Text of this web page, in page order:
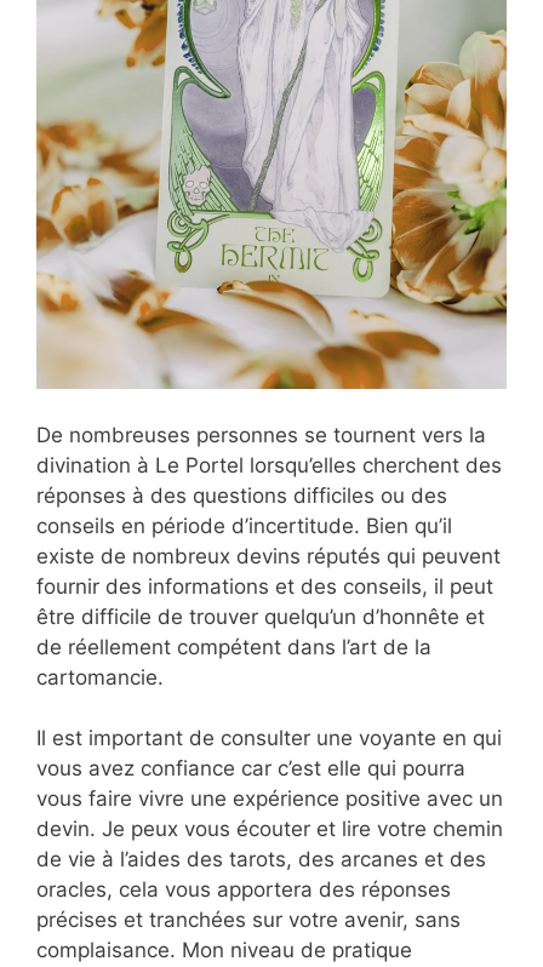
De nombreuses personnes se tournent vers la
divination à Le Portel lorsqu’elles cherchent des
réponses à des questions difficiles ou des
conseils en période d’incertitude. Bien qu’il
existe de nombreux devins réputés qui peuvent
fournir des informations et des conseils, il peut
être difficile de trouver quelqu’un d’honnête et
de réellement compétent dans l’art de la
cartomancie.
Il est important de consulter une voyante en qui
vous avez confiance car c’est elle qui pourra
vous faire vivre une expérience positive avec un
devin. Je peux vous écouter et lire votre chemin
de vie à l’aides des tarots, des arcanes et des
oracles, cela vous apportera des réponses
précises et tranchées sur votre avenir, sans
complaisance. Mon niveau de pratique